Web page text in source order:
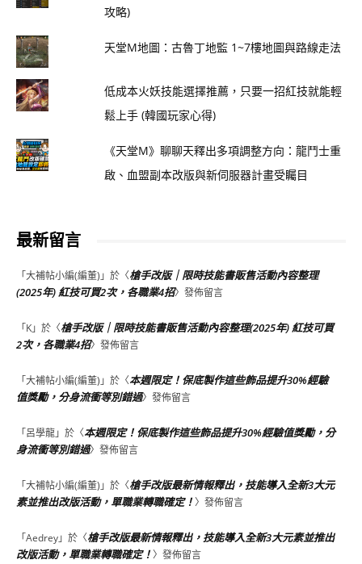
攻略)
天堂M地圖：古魯丁地監 1~7樓地圖與路線走法
低成本火妖技能選擇推薦，只要一招紅技就能輕
鬆上手 (韓國玩家心得)
《天堂M》聊聊天釋出多項調整方向：龍鬥士重
啟、血盟副本改版與新伺服器計畫受矚目
最新留言
「大補帖小編(編董) 」於〈槍手改版｜限時技能書販售活動內容整理
(2025年) 紅技可買2次，各職業4招〉發佈留言
「K」於〈槍手改版｜限時技能書販售活動內容整理(2025年) 紅技可買
2次，各職業4招〉發佈留言
「大補帖小編(編董) 」於〈本週限定！保底製作這些飾品提升30%經驗
值獎勵，分身流衝等別錯過〉發佈留言
「呂學龍」於〈本週限定！保底製作這些飾品提升30%經驗值獎勵，分
身流衝等別錯過〉發佈留言
「大補帖小編(編董) 」於〈槍手改版最新情報釋出，技能導入全新3大元
素並推出改版活動，單職業轉職確定！〉發佈留言
「Aedrey」於〈槍手改版最新情報釋出，技能導入全新3大元素並推出
改版活動，單職業轉職確定！〉發佈留言